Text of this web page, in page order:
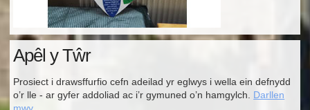
Apêl y Tŵr
Prosiect i drawsffurfio cefn adeilad yr eglwys i wella ein defnydd
o’r lle - ar gyfer addoliad ac i’r gymuned o’n hamgylch. Darllen
mwy...